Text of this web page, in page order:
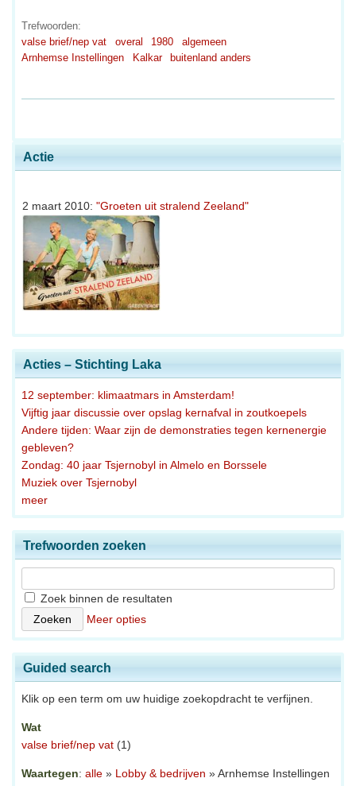
Actie
2 maart 2010: "Groeten uit stralend Zeeland"
Acties – Stichting Laka
12 september: klimaatmars in Amsterdam!
Vijftig jaar discussie over opslag kernafval in zoutkoepels
Andere tijden: Waar zijn de demonstraties tegen kernenergie
gebleven?
Zondag: 40 jaar Tsjernobyl in Almelo en Borssele
Muziek over Tsjernobyl
meer
Trefwoorden:
valse brief/nep vat
overal 1980
algemeen
Arnhemse Instellingen
Kalkar buitenland anders
Trefwoorden zoeken
Zoek binnen de resultaten
Meer opties
Guided search
Klik op een term om uw huidige zoekopdracht te verfijnen.
Wat
valse brief/nep vat (1)
Waartegen: alle » Lobby & bedrijven » Arnhemse Instellingen